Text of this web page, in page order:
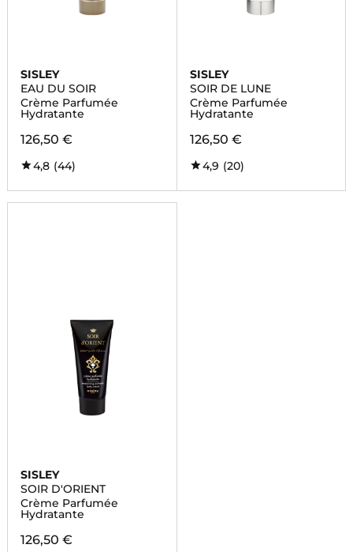
SISLEY
EAU DU SOIR
Crème Parfumée
Hydratante
126,50 €
4,8 (44)
SISLEY
SOIR DE LUNE
Crème Parfumée
Hydratante
126,50 €
4,9 (20)
SISLEY
SOIR D'ORIENT
Crème Parfumée
Hydratante
126,50 €